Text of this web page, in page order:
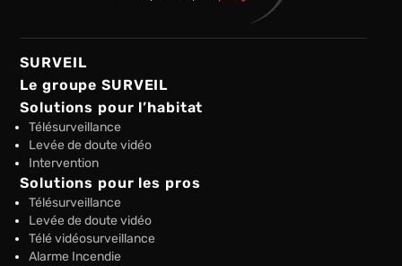
SURVEIL
Le groupe SURVEIL
Solutions pour l’habitat
Télésurveillance
Levée de doute vidéo
Intervention
Solutions pour les pros
Télésurveillance
Levée de doute vidéo
Télé vidéosurveillance
Alarme Incendie